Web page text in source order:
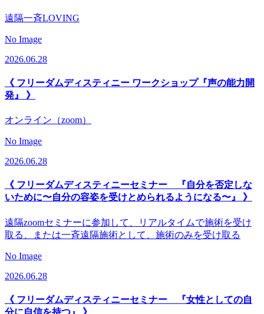
遠隔一斉LOVING
No Image
2026.06.28
《 フリーダムディスティニー ワークショップ『声の能力開
発』 》
オンライン（zoom）
No Image
2026.06.28
《 フリーダムディスティニーセミナー 『自分を否定しな
いために〜自分の容姿を受けとめられるようになる〜』 》
遠隔zoomセミナーに参加して、リアルタイムで施術を受け
取る、または一斉遠隔施術として、施術のみを受け取る
No Image
2026.06.28
《 フリーダムディスティニーセミナー 『女性としての自
分に自信を持つ』 》